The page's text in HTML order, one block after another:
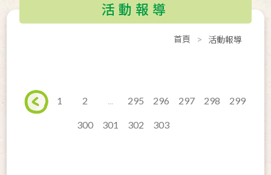
活動報導
首頁 活動報導
1 2 295 296 297 298 299
300 301 302 303